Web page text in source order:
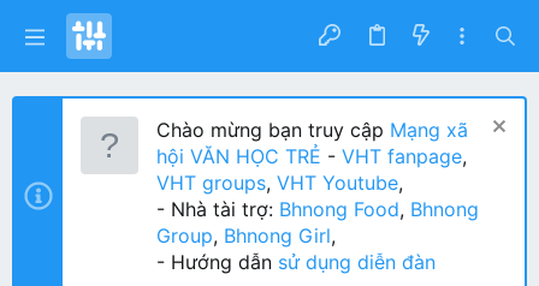
Chào mừng bạn truy cập Mạng xã
hội VĂN HỌC TRẺ - VHT fanpage,
VHT groups, VHT Youtube,
- Nhà tài trợ: Bhnong Food, Bhnong
Group, Bhnong Girl,
- Hướng dẫn sử dụng diễn đàn